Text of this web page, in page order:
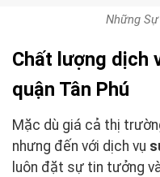
Những
Chất lượng dịch
quận Tân Phú
Mặc dù giá cả thị
nhưng đến với dịch vụ
luôn đặt sự tin tưởng